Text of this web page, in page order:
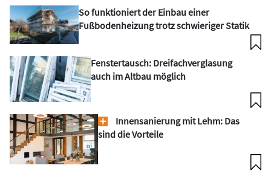
So funktioniert der Einbau einer
Fußbodenheizung trotz schwieriger Statik
Fenstertausch: Dreifachverglasung
auch im Altbau möglich
Innensanierung mit Lehm: Das
sind die Vorteile